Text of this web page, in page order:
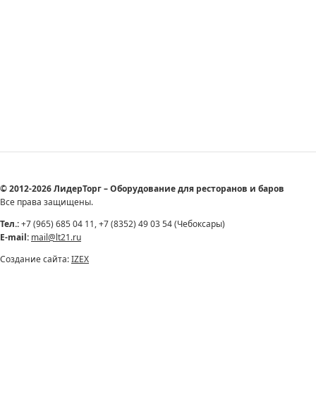
© 2012-2026 ЛидерТорг – Оборудование для ресторанов и баров
Все права защищены.
Тел.:+7 (965) 685 04 11, +7 (8352) 49 03 54 (Чебоксары)
E-mail: mail@lt21.ru
Создание сайта:IZEX